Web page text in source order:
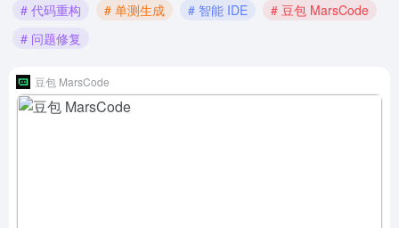
# 代码重构
# 单测生成 # 智能 IDE
# 豆包 MarsCode
# 问题修复
豆包 MarsCode